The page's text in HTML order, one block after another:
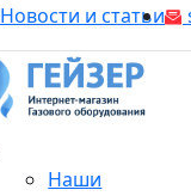
Новости и статьи
Наши